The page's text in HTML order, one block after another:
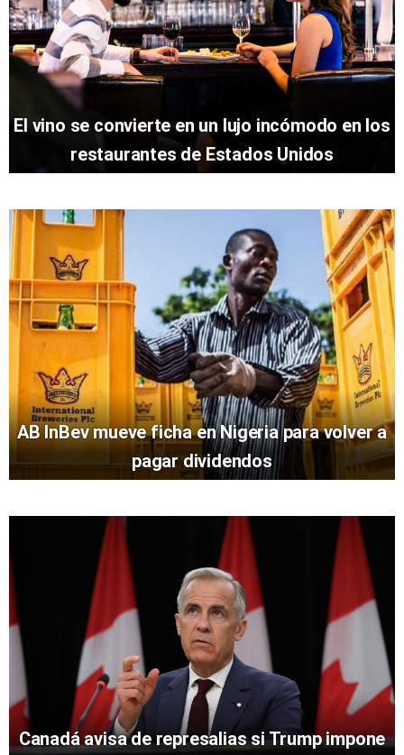
El vino se convierte en un lujo incómodo en los
restaurantes de Estados Unidos
AB InBev mueve ficha en Nigeria para volver a
pagar dividendos
Canadá avisa de represalias si Trump impone